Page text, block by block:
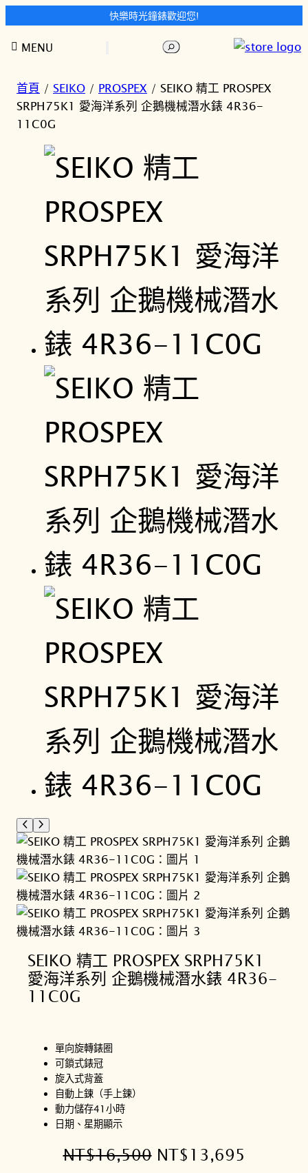
快樂時光鐘錶歡迎您!
至
搜
MENU
首頁 / SEIKO / PROSPEX / SEIKO 精工 PROSPEX
SRPH75K1 愛海洋系列 企鵝機械潛水錶 4R36-
11C0G
SEIKO 精工 PROSPEX SRPH75K1
愛海洋系列 企鵝機械潛水錶 4R36-
11C0G
單向旋轉錶圈
可鎖式錶冠
旋入式背蓋
自動上鍊（手上鍊）
動力儲存41小時
日期、星期顯示
NT$16,500 原
NT$ 13,695